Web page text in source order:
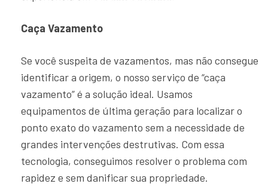
Caça Vazamento
Se você suspeita de vazamentos, mas não consegue
identificar a origem, o nosso serviço de “caça
vazamento” é a solução ideal. Usamos
equipamentos de última geração para localizar o
ponto exato do vazamento sem a necessidade de
grandes intervenções destrutivas. Com essa
tecnologia, conseguimos resolver o problema com
rapidez e sem danificar sua propriedade.